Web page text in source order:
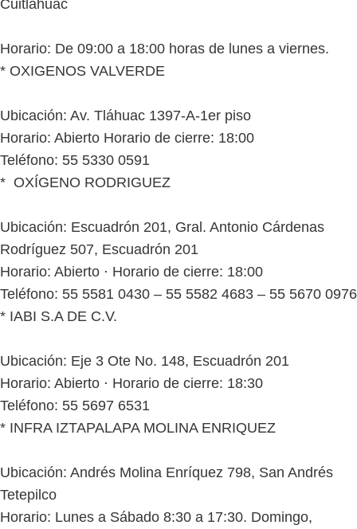
Cuitláhuac
Horario: De 09:00 a 18:00 horas de lunes a viernes.
* OXIGENOS VALVERDE
Ubicación: Av. Tláhuac 1397-A-1er piso
Horario: Abierto Horario de cierre: 18:00
Teléfono: 55 5330 0591
* OXÍGENO RODRIGUEZ
Ubicación: Escuadrón 201, Gral. Antonio Cárdenas
Rodríguez 507, Escuadrón 201
Horario: Abierto ⋅ Horario de cierre: 18:00
Teléfono: 55 5581 0430 – 55 5582 4683 – 55 5670 0976
* IABI S.A DE C.V.
Ubicación: Eje 3 Ote No. 148, Escuadrón 201
Horario: Abierto ⋅ Horario de cierre: 18:30
Teléfono: 55 5697 6531
* INFRA IZTAPALAPA MOLINA ENRIQUEZ
Ubicación: Andrés Molina Enríquez 798, San Andrés
Tetepilco
Horario: Lunes a Sábado 8:30 a 17:30. Domingo,